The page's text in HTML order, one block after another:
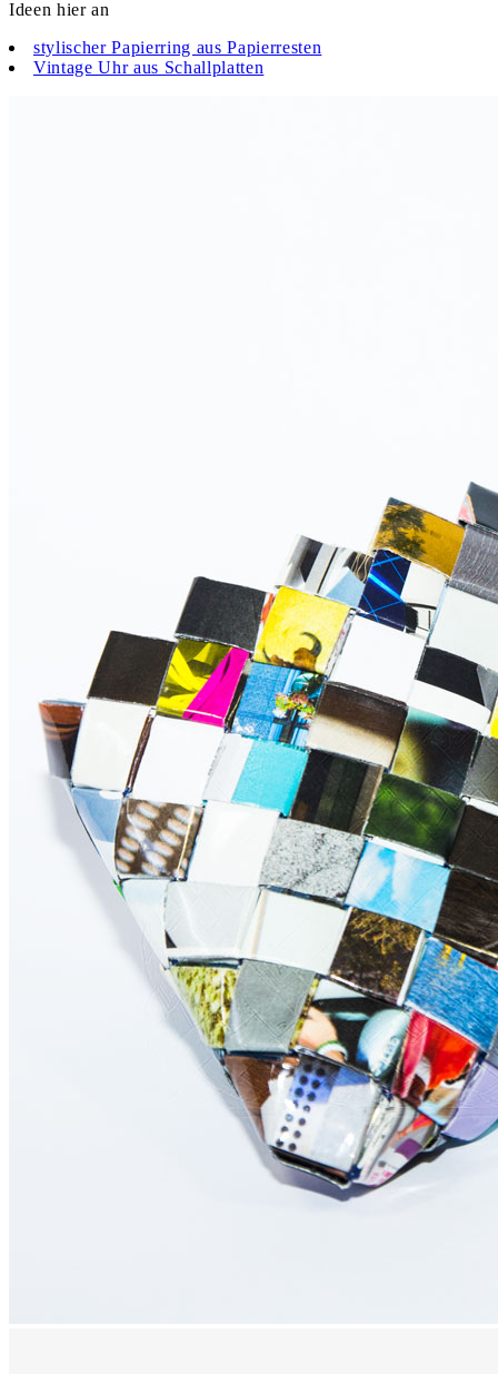
Ideen hier an
stylischer Papierring aus Papierresten
Vintage Uhr aus Schallplatten